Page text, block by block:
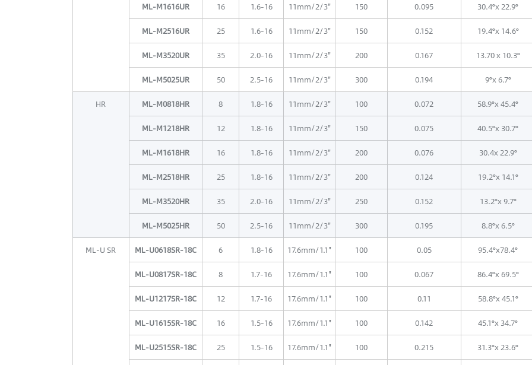
ML-M1616UR 16 1.6-16 11mm/2/3" 150 0.095 30.4°x 22.9°
ML-M2516UR 25 1.6-16 11mm/2/3" 150 0.152 19.4°x 14.6°
ML-M3520UR 35 2.0-16 11mm/2/3" 200 0.167 13.70 x 10.3°
ML-M5025UR 50 2.5-16 11mm/2/3" 300 0.194 9°x 6.7°
HR ML-M0818HR 8 1.8-16 11mm/2/3" 100 0.072 58.9°x 45.4°
ML-M1218HR 12 1.8-16 11mm/2/3" 150 0.075 40.5°x 30.7°
ML-M1618HR 16 1.8-16 11mm/2/3" 200 0.076 30.4x 22.9°
ML-M2518HR 25 1.8-16 11mm/2/3" 200 0.124 19.2°x 14.1°
ML-M3520HR 35 2.0-16 11mm/2/3" 250 0.152 13.2°x 9.7°
ML-M5025HR 50 2.5-16 11mm/2/3" 300 0.195 8.8°x 6.5°
ML-U SR ML-U0618SR-18C 6 1.8-16 17.6mm/1.1" 100 0.05 95.4°x78.4°
ML-U0817SR-18C 8 1.7-16 17.6mm/1.1" 100 0.067 86.4°x 69.5°
ML-U1217SR-18C 12 1.7-16 17.6mm/1.1" 100 0.11 58.8°x 45.1°
ML-U1615SR-18C 16 1.5-16 17.6mm/1.1" 100 0.142 45.1°x 34.7°
ML-U2515SR-18C 25 1.5-16 17.6mm/1.1" 100 0.215 31.3°x 23.6°